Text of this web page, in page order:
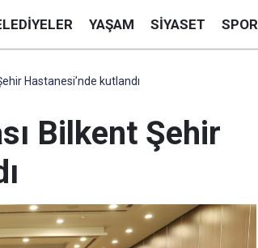
YAŞAM SIYASET SPOR
Hastanesi’nde kutlandı
Bilkent Şehir